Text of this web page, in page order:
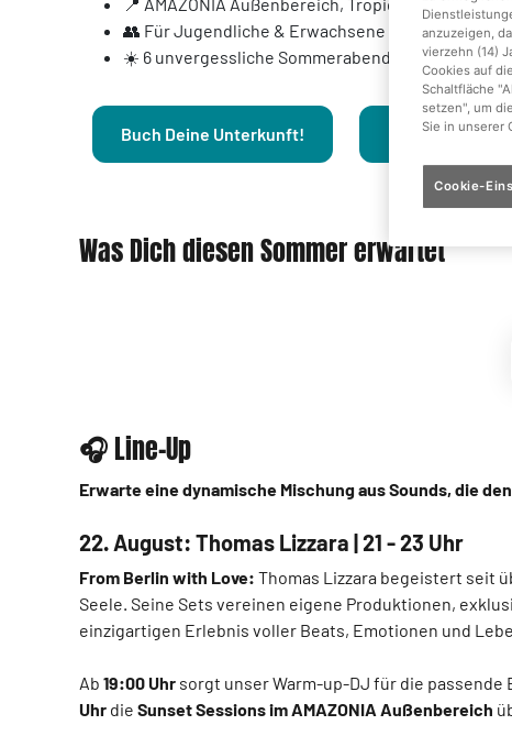
👥 Für Jugendliche & Erwachsene
☀️ 6 unvergessliche Sommerabende
Buch Deine Unterkunft! Buch Dein
Was Dich diesen Sommer erwartet
🎧 Line-Up
Erwarte eine dynamische Mischung aus Sounds, die
22. August: Thomas Lizzara | 21 - 23 Uhr
From Berlin with Love: Thomas Lizzara begeistert seit
Seele. Seine Sets vereinen eigene Produktionen,
einzigartigen Erlebnis voller Beats, Emotionen und
Ab 19:00 Uhr sorgt unser Warm-up-DJ für die passende
Uhr die Sunset Sessions im AMAZONIA Außenbereich
anzuzeigen,
vierzehn (14)
Cookies auf
Schaltfläche
setzen", um
Sie in unserer
Cookie-